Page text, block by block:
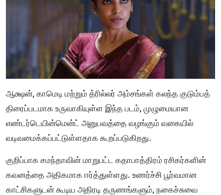
ஆக்ஷன், காமெடி மற்றும் த்ரில்லர் அம்சங்கள் கலந்த குடும்பத்
திரைப்படமாக உருவாகியுள்ள இந்த படம், முழுமையான
எண்டர்டெயின்மென்ட் அனுபவத்தை வழங்கும் வகையில்
வடிவமைக்கப்பட்டுள்ளதாக கூறப்படுகிறது.
குறிப்பாக சமந்தாவின் மாறுபட்ட கதாபாத்திரம் ரசிகர்களின்
கவனத்தை அதிகமாக ஈர்த்துள்ளது. உணர்ச்சி பூர்வமான
காட்சிகளுடன் கூடிய அதிரடி தருணங்களும், நகைச்சுவை